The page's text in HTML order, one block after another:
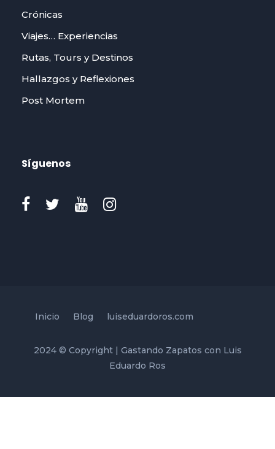
Crónicas
Viajes… Experiencias
Rutas, Tours y Destinos
Hallazgos y Reflexiones
Post Mortem
Síguenos
Inicio Blog luiseduardoros.com
2024 © Copyright | Gastando Zapatos con Luis
Eduardo Ros